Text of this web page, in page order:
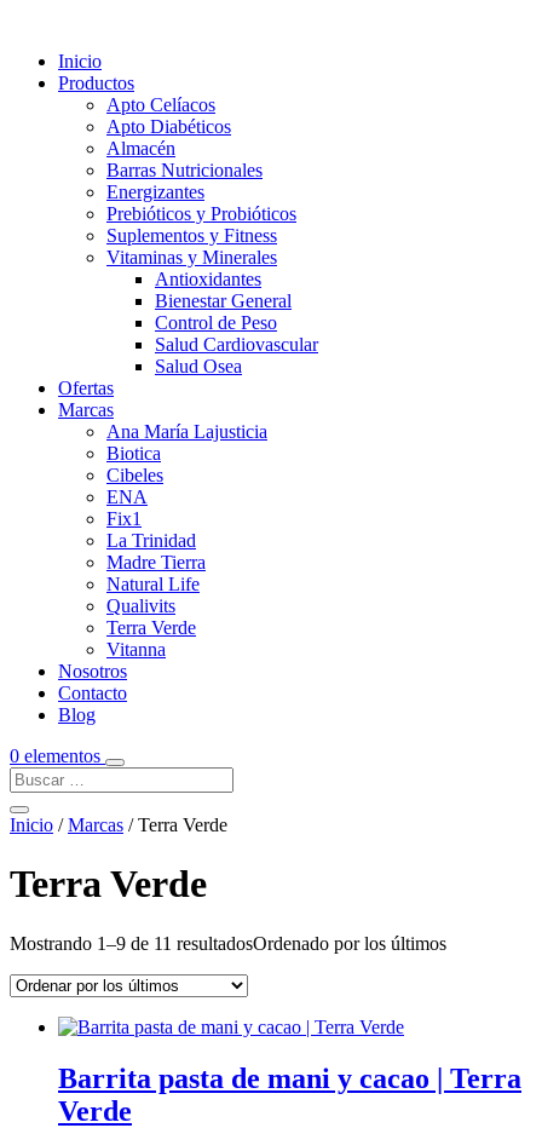
Inicio
Productos
Apto Celíacos
Apto Diabéticos
Almacén
Barras Nutricionales
Energizantes
Prebióticos y Probióticos
Suplementos y Fitness
Vitaminas y Minerales
Antioxidantes
Bienestar General
Control de Peso
Salud Cardiovascular
Salud Osea
Ofertas
Marcas
Ana María Lajusticia
Biotica
Cibeles
ENA
Fix1
La Trinidad
Madre Tierra
Natural Life
Qualivits
Terra Verde
Vitanna
Nosotros
Contacto
Blog
0 elementos
Inicio /Marcas / Terra Verde
Terra Verde
Mostrando 1–9 de 11 resultadosOrdenado por los últimos
Barrita pasta de mani y cacao | Terra
Verde